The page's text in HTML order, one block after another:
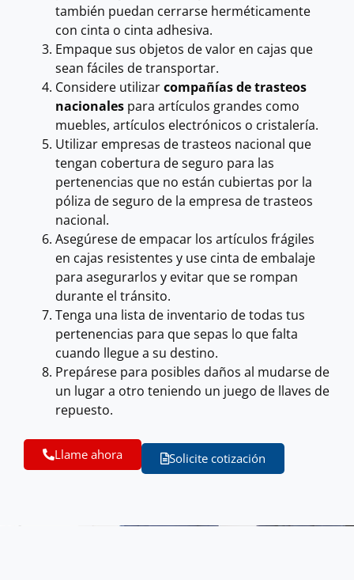
también puedan cerrarse herméticamente
con cinta o cinta adhesiva.
Empaque sus objetos de valor en cajas que
sean fáciles de transportar.
Considere utilizarcompañías de trasteos
nacionales para artículos grandes como
muebles, artículos electrónicos o cristalería.
Utilizar empresas de trasteos nacional que
tengan cobertura de seguro para las
pertenencias que no están cubiertas por la
póliza de seguro de la empresa de trasteos
nacional.
Asegúrese de empacar los artículos frágiles
en cajas resistentes y use cinta de embalaje
para asegurarlos y evitar que se rompan
durante el tránsito.
Tenga una lista de inventario de todas tus
pertenencias para que sepas lo que falta
cuando llegue a su destino.
Prepárese para posibles daños al mudarse de
un lugar a otro teniendo un juego de llaves de
repuesto.
Llame ahora Solicite cotización